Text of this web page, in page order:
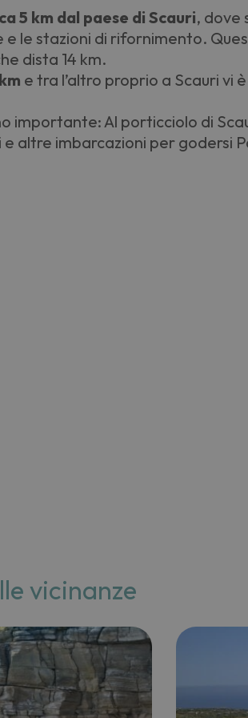
5 km dal paese di Scauri, dove
e le stazioni di rifornimento.
dista 14 km.
e tra l’altro proprio a Scauri vi
importante: Al porticciolo di
altre imbarcazioni per godersi
vicinanze